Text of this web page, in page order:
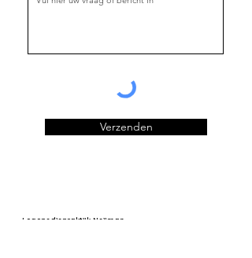
Verzenden
Logopediepraktijk Neijman